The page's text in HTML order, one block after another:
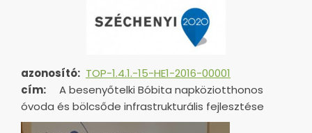
azonosító: TOP-1.4.1.-15-HE1-2016-00001
cím:
A besenyőtelki Bóbita napköziotthonos
óvoda és bölcsőde infrastrukturális fejlesztése